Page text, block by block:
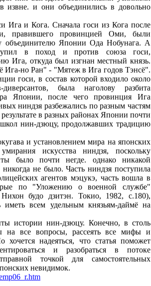
извне. и они объединились в довольно
Ига и Кога. Сначала госи из Кога после
правившего провинцией Оми, были
объединителю Японии Ода Нобунага. А
в поход и против союза госи,
Ига, откуда был изгнан местный князь.
Ига-но Ран" - "Мятеж в Ига годов Тэнсё".
госи, в состав которой входило около
диверсантов, была наголову разбита
Японии, после чего провинция Ига
ниндзя разбежались по разным частям
в разных районах Японии почти
нин-дзюцу, продолжавших традицию
и установлением мира на японских
искусства ниндзя, поскольку
было почти негде. однако никакой
не было. Часть ниндзя поступила
агентов мэцукэ, часть вошла в
по "Уложению о военной службе"
будо дзитэн. Токио, 1982, с.180),
всем удельным князьям-даймё на
истории нин-дзюцу. Конечно, в столь
на все вопросы, рассеять все мифы и
надеяться, что статья поможет
и разобраться в потоке
точкой для самостоятельных
невидимок.